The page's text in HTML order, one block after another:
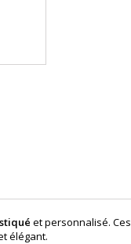
et personnalisé. Ces
élégant.